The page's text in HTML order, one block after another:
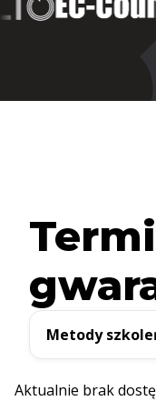
Metody
Aktualnie brak